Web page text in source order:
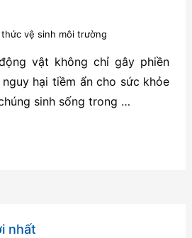
thức vệ sinh môi trường
vật không chỉ gây phiền
hại tiềm ẩn cho sức khỏe
sinh sống trong …
nhất